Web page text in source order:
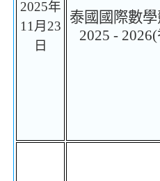
2025年
11 月 23
日
泰國國際數
2025 - 2026(